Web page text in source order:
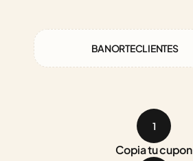
BANORTECLIENTES
1
Copia tu cupon